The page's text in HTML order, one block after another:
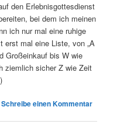
den Erlebnisgottesdienst
bei dem ich meinen
ich nur mal eine ruhige
mal eine Liste, von „A
Großeinkauf bis W wie
ziemlich sicher Z wie Zeit
Schreibe einen Kommentar